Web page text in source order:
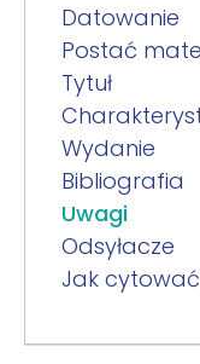
Datowanie
Postać
Tytuł
Wydanie
Bibliografia
Uwagi
Odsyłacze
Jak cytować